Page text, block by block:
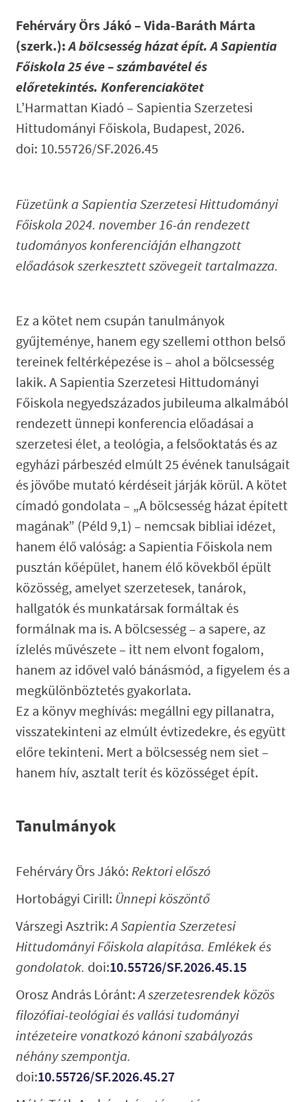
Fehérváry Örs Jákó – Vida-Baráth Márta
(szerk.):A bölcsesség házat épít. A Sapientia
Főiskola 25 éve – számbavétel és
előretekintés. Konferenciakötet
L’Harmattan Kiadó – Sapientia Szerzetesi
Hittudományi Főiskola, Budapest, 2026.
doi: 10.55726/SF.2026.45
Füzetünk a Sapientia Szerzetesi Hittudományi
Főiskola 2024. november 16-án rendezett
tudományos konferenciáján elhangzott
előadások szerkesztett szövegeit tartalmazza.
Ez a kötet nem csupán tanulmányok
gyűjteménye, hanem egy szellemi otthon belső
tereinek feltérképezése is – ahol a bölcsesség
lakik. A Sapientia Szerzetesi Hittudományi
Főiskola negyedszázados jubileuma alkalmából
rendezett ünnepi konferencia előadásai a
szerzetesi élet, a teológia, a felsőoktatás és az
egyházi párbeszéd elmúlt 25 évének tanulságait
és jövőbe mutató kérdéseit járják körül. A kötet
címadó gondolata – „A bölcsesség házat épített
magának” (Péld 9,1) – nemcsak bibliai idézet,
hanem élő valóság: a Sapientia Főiskola nem
pusztán kőépület, hanem élő kövekből épült
közösség, amelyet szerzetesek, tanárok,
hallgatók és munkatársak formáltak és
formálnak ma is. A bölcsesség – a sapere, az
ízlelés művészete – itt nem elvont fogalom,
hanem az idővel való bánásmód, a figyelem és a
megkülönböztetés gyakorlata.
Ez a könyv meghívás: megállni egy pillanatra,
visszatekinteni az elmúlt évtizedekre, és együtt
előre tekinteni. Mert a bölcsesség nem siet –
hanem hív, asztalt terít és közösséget épít.
Tanulmányok
Fehérváry Örs Jákó: Rektori előszó
Hortobágyi Cirill: Ünnepi köszöntő
Várszegi Asztrik:A Sapientia Szerzetesi
Hittudományi Főiskola alapítása. Emlékek és
gondolatok. doi:10.55726/SF.2026.45.15
Orosz András Lóránt:A szerzetesrendek közös
filozófiai-teológiai és vallási tudományi
intézeteire vonatkozó kánoni szabályozás
néhány szempontja.
doi:10.55726/SF.2026.45.27